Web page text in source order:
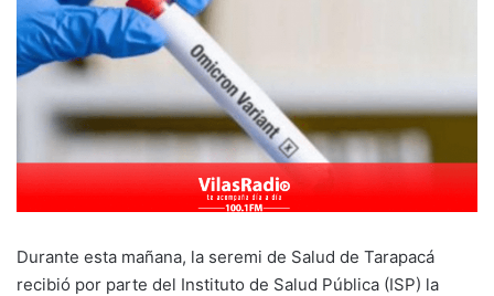
Durante esta mañana, la seremi de Salud de Tarapacá
recibió por parte del Instituto de Salud Pública (ISP) la